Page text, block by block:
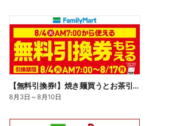
【無料引換券!】焼き麺買うとお茶引換券貰える!
8月3日 ～8月10日